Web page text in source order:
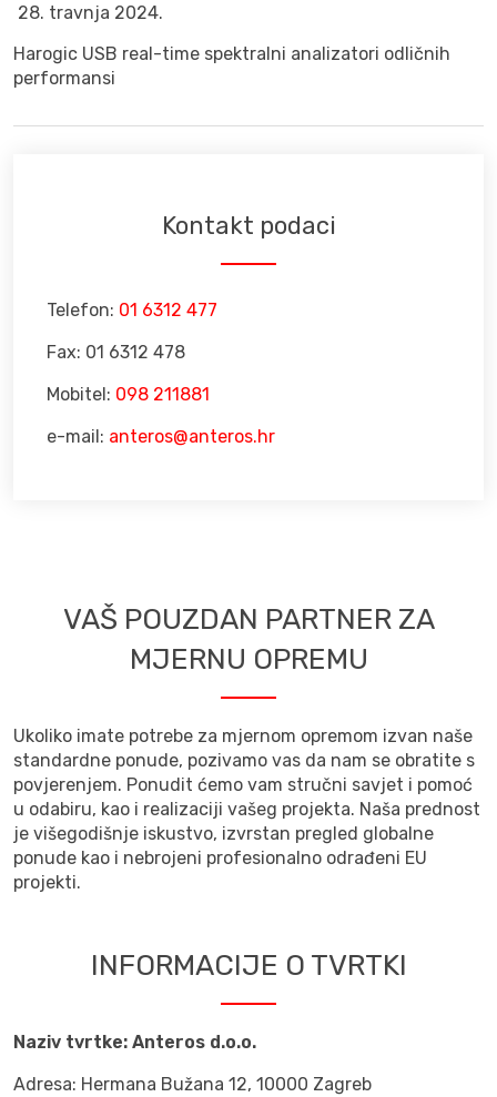
28. travnja 2024.
Harogic USB real-time spektralni analizatori odličnih
performansi
Kontakt podaci
Telefon: 01 6312 477
Fax: 01 6312 478
Mobitel: 098 211881
e-mail: anteros@anteros.hr
VAŠ POUZDAN PARTNER ZA
MJERNU OPREMU
Ukoliko imate potrebe za mjernom opremom izvan naše
standardne ponude, pozivamo vas da nam se obratite s
povjerenjem. Ponudit ćemo vam stručni savjet i pomoć
u odabiru, kao i realizaciji vašeg projekta. Naša prednost
je višegodišnje iskustvo, izvrstan pregled globalne
ponude kao i nebrojeni profesionalno odrađeni EU
projekti.
INFORMACIJE O TVRTKI
Naziv tvrtke: Anteros d.o.o.
Adresa: Hermana Bužana 12, 10000 Zagreb